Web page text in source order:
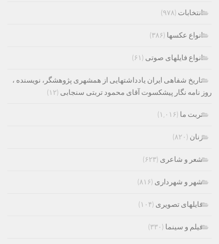
انتخابات (۹۷۸)
انواع عکسها (۳۸۶)
انواع فایلهای صوتی (۶۱)
تاریخ شفاهی ایران یادداشتهایی از همشهری پژوهشگر، نویسنده ،
روز نامه نگار پیشکسوت آقای محمود تربتی سنجابی (۱۲)
تربت ما (۱,۰۱۶)
زنان (۸۲۰)
شعر و شاعری (۶۲۳)
شهر و شهرداری (۸۱۶)
فایلهای تصویری (۱۰۴)
فیلم و سینما (۳۳۰)